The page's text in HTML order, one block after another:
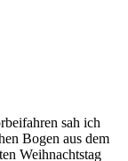
sah ich
Bogen aus dem
Weihnachtstag